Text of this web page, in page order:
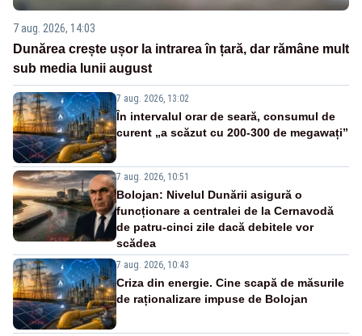
7 aug. 2026, 14:03
Dunărea crește ușor la intrarea în țară, dar rămâne mult
sub media lunii august
7 aug. 2026, 13:02
În intervalul orar de seară, consumul de
curent „a scăzut cu 200-300 de megawați”
7 aug. 2026, 10:51
Bolojan: Nivelul Dunării asigură o
funcționare a centralei de la Cernavodă
de patru-cinci zile dacă debitele vor
scădea
7 aug. 2026, 10:43
Criza din energie. Cine scapă de măsurile
de raționalizare impuse de Bolojan